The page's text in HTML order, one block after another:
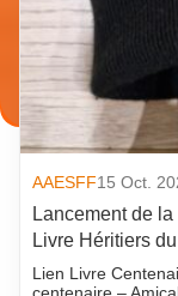
AAESFF15 Oct.
Lancement de
Livre Héritiers
Lien Livre